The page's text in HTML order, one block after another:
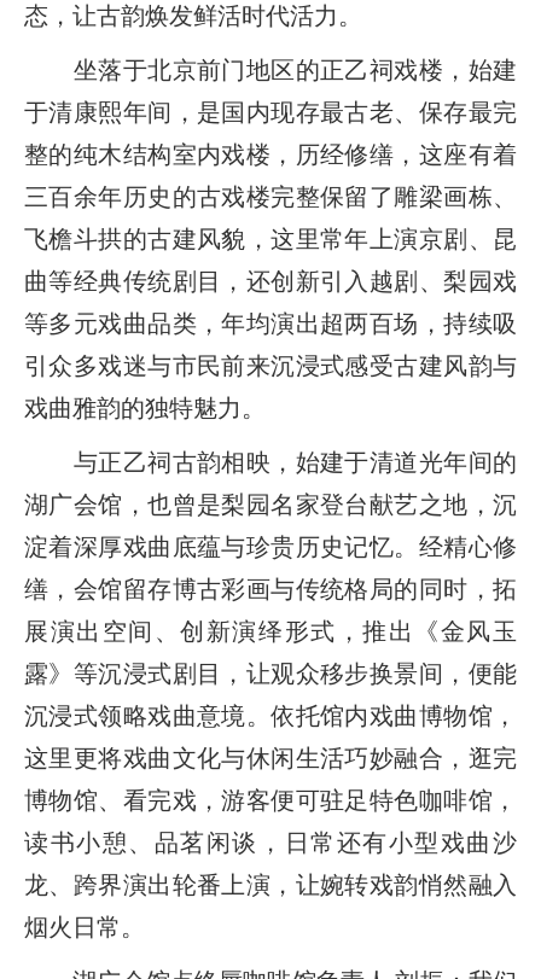
态，让古韵焕发鲜活时代活力。
坐落于北京前门地区的正乙祠戏楼，始建
于清康熙年间，是国内现存最古老、保存最完
整的纯木结构室内戏楼，历经修缮，这座有着
三百余年历史的古戏楼完整保留了雕梁画栋、
飞檐斗拱的古建风貌，这里常年上演京剧、昆
曲等经典传统剧目，还创新引入越剧、梨园戏
等多元戏曲品类，年均演出超两百场，持续吸
引众多戏迷与市民前来沉浸式感受古建风韵与
戏曲雅韵的独特魅力。
与正乙祠古韵相映，始建于清道光年间的
湖广会馆，也曾是梨园名家登台献艺之地，沉
淀着深厚戏曲底蕴与珍贵历史记忆。经精心修
缮，会馆留存博古彩画与传统格局的同时，拓
展演出空间、创新演绎形式，推出《金风玉
露》等沉浸式剧目，让观众移步换景间，便能
沉浸式领略戏曲意境。依托馆内戏曲博物馆，
这里更将戏曲文化与休闲生活巧妙融合，逛完
博物馆、看完戏，游客便可驻足特色咖啡馆，
读书小憩、品茗闲谈，日常还有小型戏曲沙
龙、跨界演出轮番上演，让婉转戏韵悄然融入
烟火日常。